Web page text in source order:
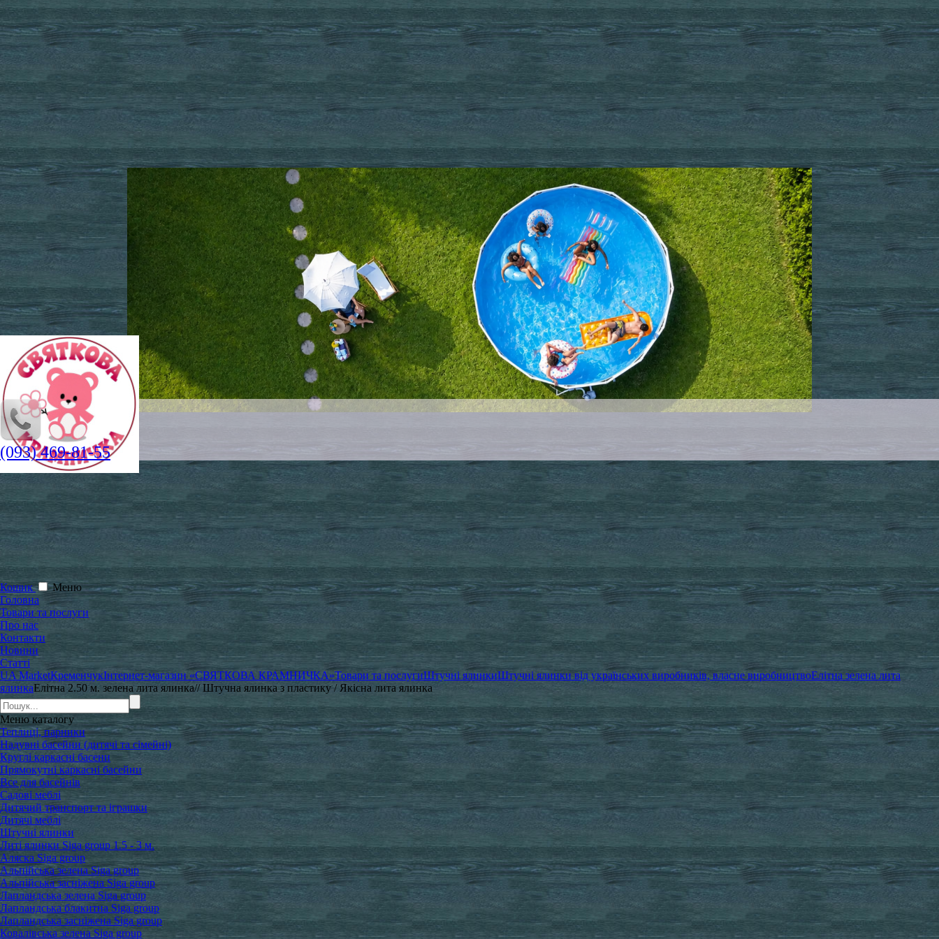
(093) 469-81-55
Кошик
Меню
Головна
Товари та послуги
Про нас
Контакти
Новини
Статті
UA MarketКременчукІнтернет-магазин «СВЯТКОВА КРАМНИЧКА»Товари та послугиШтучні ялинкиШтучні ялинки від українських виробників, власне виробництвоЕлітна зелена лита
ялинкаЕлітна 2.50 м. зелена лита ялинка// Штучна ялинка з пластику / Якісна лита ялинка
Меню каталогу
Теплиці, парники
Надувні басейни (дитячі та сімейні)
Круглі каркасні басени
Прямокутні каркасні басейни
Все для басейнів
Садові меблі
Дитячий транспорт та іграшки
Дитячі меблі
Штучні ялинки
Литі ялинки Siga group 1.5 - 3 м.
Аляска Siga group
Альпійська зелена Siga group
Альпійська засніжена Siga group
Лапландська зелена Siga group
Лапландська блакитна Siga group
Лапландська засніжена Siga group
Ковалівська зелена Siga group